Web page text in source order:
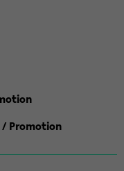
/ Promotion